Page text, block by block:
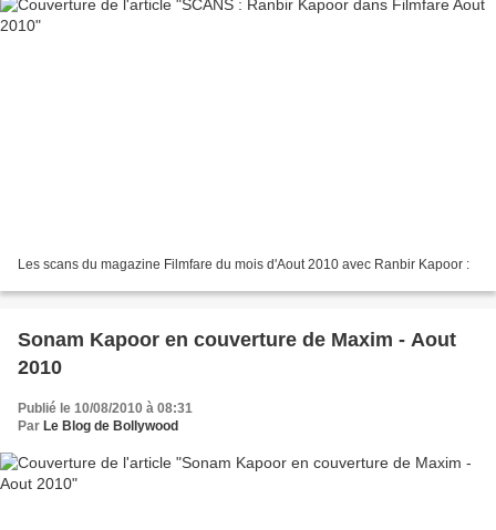
Les scans du magazine Filmfare du mois d'Aout 2010 avec Ranbir Kapoor :
Sonam Kapoor en couverture de Maxim - Aout
2010
Publié le 10/08/2010 à 08:31
Par Le Blog de Bollywood